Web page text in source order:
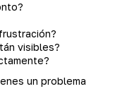
visibles?
un problema